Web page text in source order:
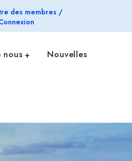
des membres /
Nouvelles